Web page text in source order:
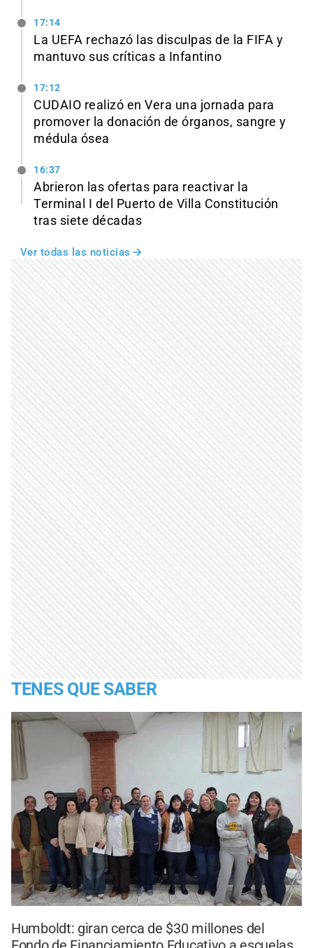
17:14
La UEFA rechazó las disculpas de la FIFA y
mantuvo sus críticas a Infantino
17:12
CUDAIO realizó en Vera una jornada para
promover la donación de órganos, sangre y
médula ósea
16:37
Abrieron las ofertas para reactivar la
Terminal I del Puerto de Villa Constitución
tras siete décadas
Ver todas las noticias
TENES QUE SABER
Humboldt: giran cerca de $30 millones del